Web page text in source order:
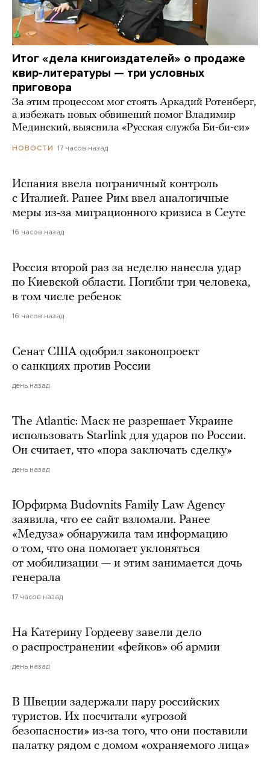
Итог «дела книгоиздателей» о продаже
квир-литературы — три условных
приговора
За этим процессом мог стоять Аркадий Ротенберг,
а избежать новых обвинений помог Владимир
Мединский, выяснила «Русская служба Би-би-си»
НОВОСТИ 17 часов назад
Испания ввела пограничный контроль
с Италией. Ранее Рим ввел аналогичные
меры из-за миграционного кризиса в Сеуте
16 часов назад
Россия второй раз за неделю нанесла удар
по Киевской области. Погибли три человека,
в том числе ребенок
16 часов назад
Сенат США одобрил законопроект
о санкциях против России
день назад
The Atlantic: Маск не разрешает Украине
использовать Starlink для ударов по России.
Он считает, что «пора заключать сделку»
день назад
Юрфирма Budovnits Family Law Agency
заявила, что ее сайт взломали. Ранее
«Медуза» обнаружила там информацию
о том, что она помогает уклоняться
от мобилизации — и этим занимается дочь
генерала
17 часов назад
На Катерину Гордееву завели дело
о распространении «фейков» об армии
день назад
В Швеции задержали пару российских
туристов. Их посчитали «угрозой
безопасности» из-за того, что они поставили
палатку рядом с домом «охраняемого лица»